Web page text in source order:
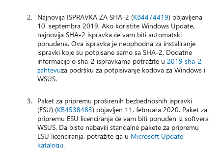
Najnovija ISPRAVKA ZA SHA-2 (KB4474419) objavljena
10. septembra 2019. Ako koristite Windows Update,
najnovija SHA-2 ispravka će vam biti automatski
ponuđena. Ova ispravka je neophodna za instaliranje
ispravki koje su potpisane samo sa SHA-2. Dodatne
informacije o sha-2 ispravkama potražite u2019 sha-2
zahtevuza podršku za potpisivanje kodova za Windows i
WSUS.
Paket za pripremu proširenih bezbednosnih ispravki
(ESU) (KB4538483) objavljen 11. februara 2020. Paket za
pripremu ESU licenciranja će vam biti ponuđen iz softvera
WSUS. Da biste nabavili standalne pakete za pripremu
ESU licenciranja, potražite ga u Microsoft Update
katalogu.